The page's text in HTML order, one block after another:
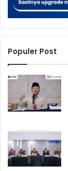
Populer Post